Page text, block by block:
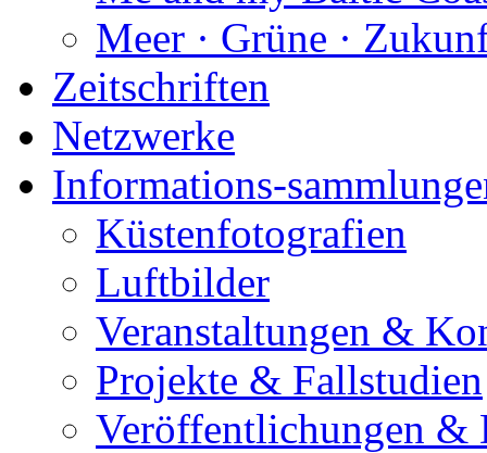
Meer · Grüne ·
Zeitschriften
Netzwerke
Informations-
Küstenfotografien
Luftbilder
Veranstaltungen &
Projekte & Fallstudien
Veröffentlichungen &